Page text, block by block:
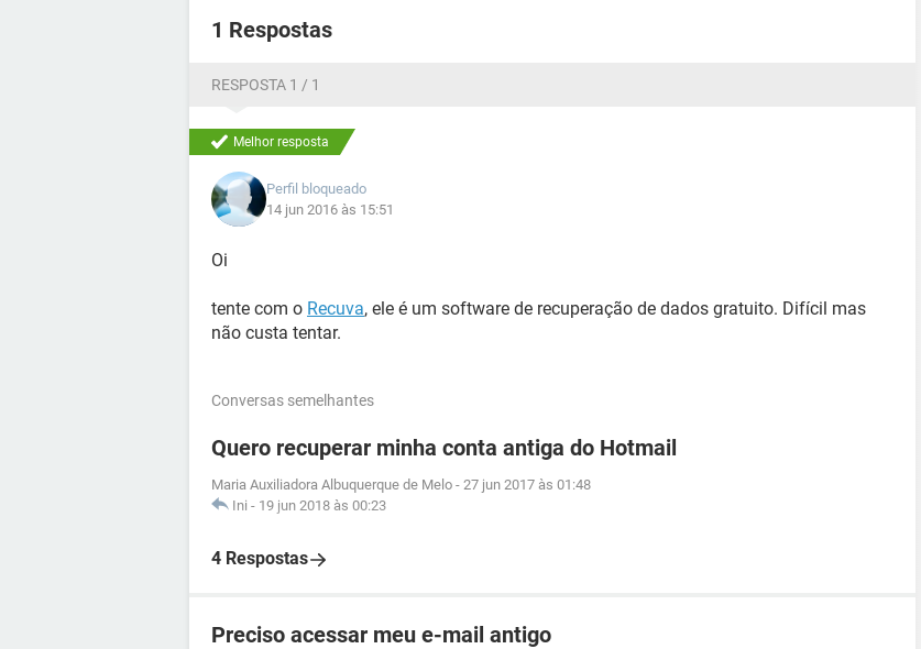
1 Respostas
RESPOSTA 1 / 1
Melhor resposta
Perfil bloqueado
14 jun 2016 às 15:51
Oi
tente com o Recuva, ele é um software de recuperação de dados gratuito. Difícil mas
não custa tentar.
Conversas semelhantes
Quero recuperar minha conta antiga do Hotmail
Maria Auxiliadora Albuquerque de Melo - 27 jun 2017 às 01:48
Ini - 19 jun 2018 às 00:23
4 Respostas
Preciso acessar meu e-mail antigo